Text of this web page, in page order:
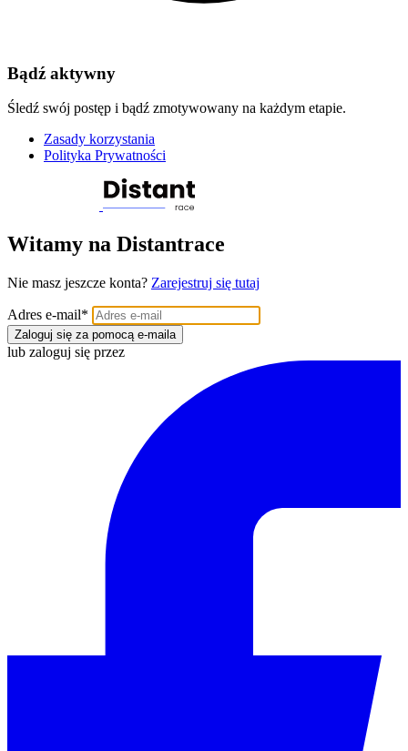
Bądź aktywny
Śledź swój postęp i bądź zmotywowany na każdym etapie.
Zasady korzystania
Polityka Prywatności
Witamy na Distantrace
Nie masz jeszcze konta? Zarejestruj się tutaj
Adres e-mail*
Zaloguj się za pomocą e-maila
lub zaloguj się przez